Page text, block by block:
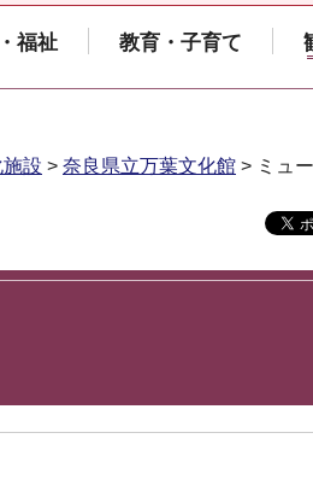
福祉 教育・子育て
設 > 奈良県立万葉文化館 > ミュ